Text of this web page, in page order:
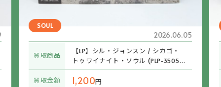
SOUL
2026.06.05
買取商品
【LP】シル・ジョンスン / シカゴ・
トゥワイナイト・ソウル (PLP-3505)
帯付
買取金額
1,200円